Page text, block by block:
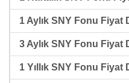
1 Aylık SNY Fonu Fiyat
3 Aylık SNY Fonu Fiyat
1 Yıllık SNY Fonu